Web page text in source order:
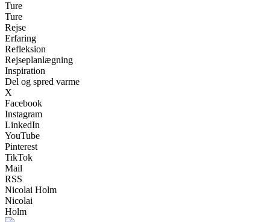
Ture
Ture
Rejse
Erfaring
Refleksion
Rejseplanlægning
Inspiration
Del og spred varme
X
Facebook
Instagram
LinkedIn
YouTube
Pinterest
TikTok
Mail
RSS
Nicolai Holm
Nicolai
Holm